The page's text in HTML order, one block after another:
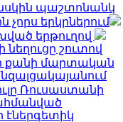
պաշտոնանկ
չորս երկրներում
երթուղով
նեղուցը շուտով
քանի մարտական
Ռուսաստանի
էներգետիկ